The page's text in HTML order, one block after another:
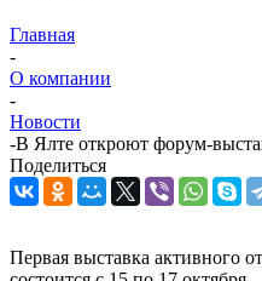
Главная
-
О компании
-
Новости
-В Ялте откроют форум-
Поделиться
Первая выставка активного